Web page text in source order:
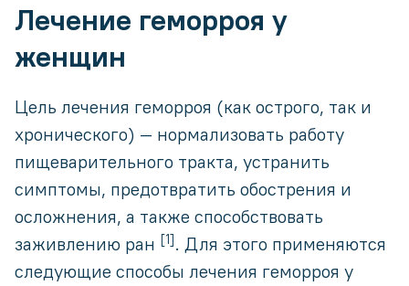
Лечение геморроя у
женщин
Цель лечения геморроя (как острого, так и
хронического) — нормализовать работу
пищеварительного тракта, устранить
симптомы, предотвратить обострения и
осложнения, а также способствовать
заживлению ран [1]. Для этого применяются
следующие способы лечения геморроя у